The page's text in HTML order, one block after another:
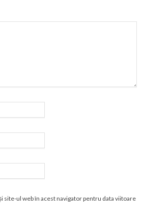
site-ul web în acest navigator pentru data viitoare